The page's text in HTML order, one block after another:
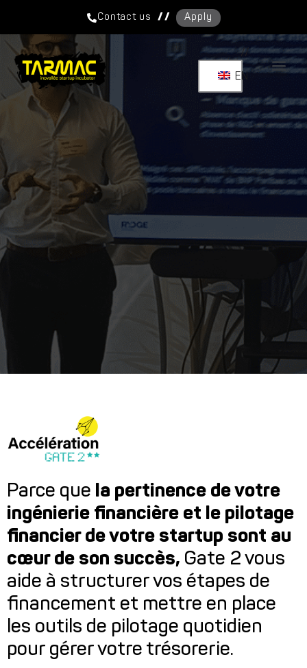
Contact us / / Apply
//
EN
Gate 2,le
programme
qui optimise le
pilotage
financier des
startups et
Parce que la pertinence de votre
ingénierie financière et le pilotage
financier de votre startup sont au
cœur de son succès, Gate 2 vous
aide à structurer vos étapes de
financement et mettre en place
les outils de pilotage quotidien
pour gérer votre trésorerie.